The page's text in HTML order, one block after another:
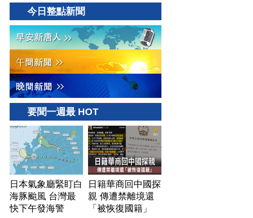
今日整點新聞
要聞一週最 HOT
日本氣象廳緊盯白
海豚颱風 台灣最
快下午發海警
日籍華商回中國探
親 傳遭禁離境還
「被恢復國籍」